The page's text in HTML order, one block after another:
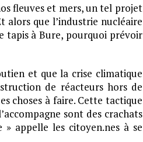
fleuves et mers, un tel projet
que l’industrie nucléaire
tapis à Bure, pourquoi prévoir
et que la crise climatique
de réacteurs hors de
choses à faire. Cette tactique
sont des crachats
appelle les citoyen.nes à se